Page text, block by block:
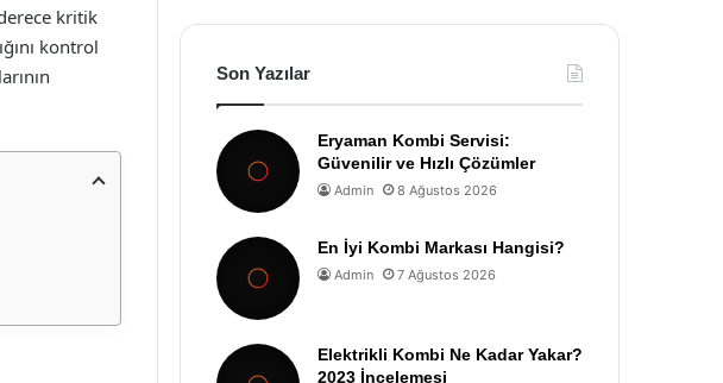
kritik
kontrol
Son Yazılar
Eryaman Kombi Servisi:
Güvenilir ve Hızlı Çözümler
Admin 8 Ağustos 2026
En İyi Kombi Markası Hangisi?
Admin 7 Ağustos 2026
Elektrikli Kombi Ne Kadar Yakar?
2023 İncelemesi